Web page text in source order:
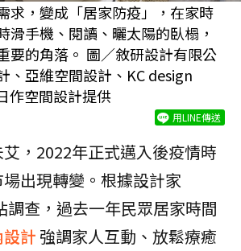
求，變成「居家防疫」，在家時
滑手機、閱讀、曬太陽的臥榻，
要的角落。 圖／敘研設計有限公
、亞維空間設計、KC design
作空間設計提供
用LINE傳送
，2022年正式邁入後疫情時
出現轉變。根據設計家
查，過去一年民眾居家時間
計 強調家人互動、放鬆療癒